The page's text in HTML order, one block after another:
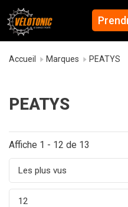
Accueil Marques PEATYS
PEATYS
Affiche 1 - 12 de 13
Les plus vus
12